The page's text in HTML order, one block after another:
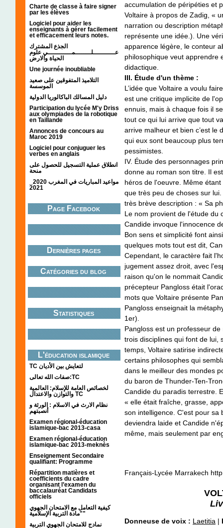
Charte de classe à faire signer
par les élèves
Logiciel pour aider les
enseignants à gérer facilement
et efficacement leurs notes.
الجذع المشترك
عـــــــــــلــــــــمــــــــــــي علوم
الحياة والارض
Une journée inoubliable
التلاميذ المتفوقين على صعيد
الموسسة
دليل المسالك الباكالوريا الدولية
Participation du lycée M'y Driss
aux olympiades de la robotique
en Taillande
Annonces de concours au
Maroc 2019
Logiciel pour conjuguer les
verbes en anglais
انطلاق عملية التسجيل للحصول على
منحة
2021
Page Facebook
Dernières pages
Catégories du blog
Statistiques
L'éducation islamique
TC لتعايش بين الأديان
صفات الله تعالى:TC
لخصائص العامة للإسلام: العالمية
والتوازن والاعتدال TC
نظام الارث في الاسلام : الورثة و
أنصبتهم
Examen régional-éducation
islamique-bac 2013-casa
Examen régional-éducation
islamique-bac 2013-meknès
Enseignement Secondaire
qualifiant: Programme
Répartition matières et
coefficients du cadre
organisant l’examen du
baccalauréat Candidats
officiels
كيفية التعامل مع الامتحان الجهوي
"مادة التربية الإسلامية"
نمادج للامتحان الجهوي التربية
accumulation de péripéties et
Voltaire à propos de Zadig, «
narration ou description
représente une idée.). Une
apparence légère, le conteur
philosophique veut apprendre
didactique.
III. Étude d'un thème :
L’idée que Voltaire a voulu
est une critique implicite de
ennuis, mais à chaque fois il
tout ce qui lui arrive que tout
arrive malheur et bien c’est le
qui eux sont beaucoup plus
pessimistes.
IV. Étude des personnages
donne au roman son titre. Il
héros de l'oeuvre. Même
que très peu de choses sur
très brève description : « Sa
Le nom provient de l'étude du
Candide invoque l'innocence
Bon sens et simplicité font
quelques mots tout est dit,
Cependant, le caractère fait
jugement assez droit, avec
raison qu'on le nommait
précepteur Pangloss était
mots que Voltaire présente
Pangloss enseignait la
1er).
Pangloss est un professeur
trois disciplines qui font de lui,
temps, Voltaire satirise
certains philosophes qui
dans le meilleur des mondes
du baron de Thunder-Ten-
Candide du paradis terrestre.
« elle était fraîche, grasse,
son intelligence. C'est pour sa
deviendra laide et Candide
même, mais seulement par
Français-Lycée Marrakech
Donneuse de voix : Laetitia |